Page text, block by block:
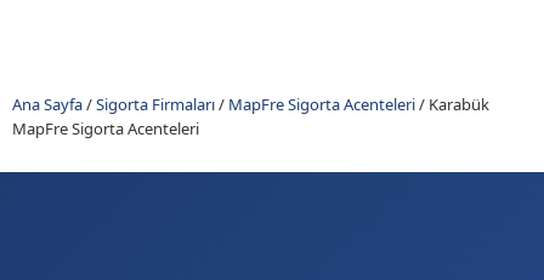
Ana Sayfa/Sigorta Firmaları/ MapFre Sigorta Acenteleri/ Karabük
MapFre Sigorta Acenteleri